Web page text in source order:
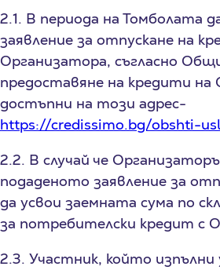
2.1. В периода на Томболата
заявление за отпускане на
Организатора, съгласно
предоставяне на кредити на
достъпни на този адрес-
https://credissimo.bg/obshti-
2.2. В случай че
подаденото заявление за
да усвои заемната сума по
за потребителски кредит с
2.3. Участник, който изпълни